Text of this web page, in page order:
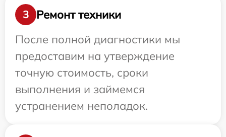
3
Ремонт техники
После полной диагностики мы
предоставим на утверждение
точную стоимость, сроки
выполнения и займемся
устранением неполадок.